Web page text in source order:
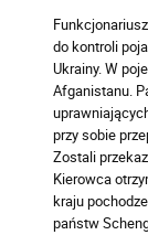
do kontroli
Ukrainy. W
Afganistanu.
przy sobie
Zostali
Kierowca
kraju
państw